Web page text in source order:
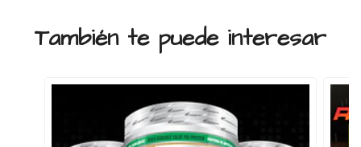
También te puede interesar